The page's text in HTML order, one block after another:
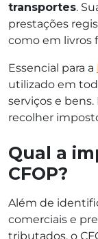
transportes.
prestações
como em livros
Essencial para a
utilizado em
serviços e
recolher
Qual a
CFOP?
Além de
comerciais e
tributados, o